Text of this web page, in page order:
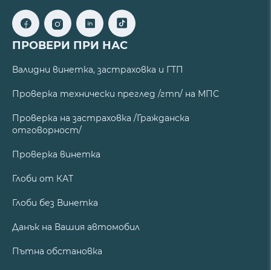
ПРОВЕРИ ПРИ НАС
Валидни винетка, застраховка и ГТП
Проверка технически преглед /гтп/ на МПС
Проверка на застраховка /Гражданска
отговорност/
Проверка винетка
Глоби от КАТ
Глоби без Винетка
Данък на Вашия автомобил
Пътна обстановка